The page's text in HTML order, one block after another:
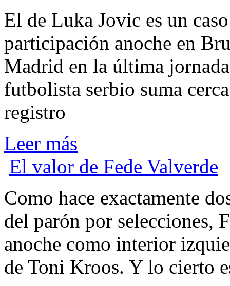
El de Luka Jovic es un
participación anoche en
Madrid en la última
futbolista serbio suma
registro
Leer más
El valor de Fede Valverde
Como hace exactamente
del parón por selecciones,
anoche como interior
de Toni Kroos. Y lo cierto